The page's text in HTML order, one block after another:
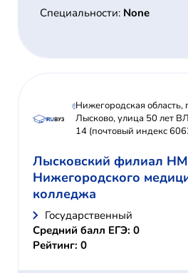
Специальности: None
Нижегородская область,
Лысково, улица 50 лет
14 (почтовый индекс
Лысковский филиал
Нижегородского
колледжа
Государственный
Средний балл ЕГЭ: 0
Рейтинг: 0